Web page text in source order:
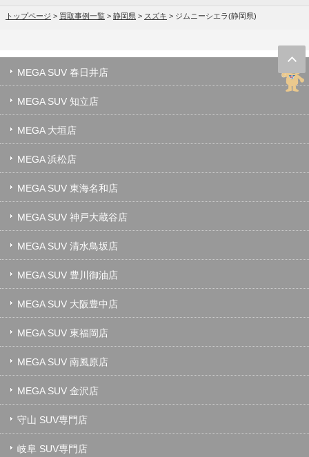
トップページ > 買取事例一覧 > 静岡県 > スズキ > ジムニーシエラ(静岡県)
MEGA SUV 春日井店
MEGA SUV 知立店
MEGA 大垣店
MEGA 浜松店
MEGA SUV 東海名和店
MEGA SUV 神戸大蔵谷店
MEGA SUV 清水鳥坂店
MEGA SUV 豊川御油店
MEGA SUV 大阪豊中店
MEGA SUV 東福岡店
MEGA SUV 南風原店
MEGA SUV 金沢店
守山 SUV専門店
岐阜 SUV専門店